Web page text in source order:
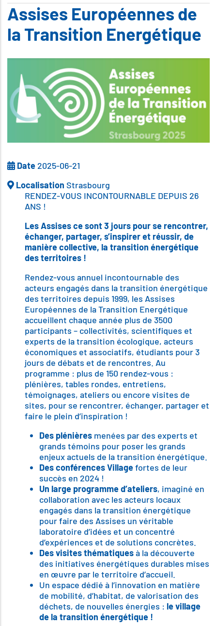
Assises Européennes de
la Transition Energétique
Date 2025-06-21
Localisation Strasbourg
RENDEZ-VOUS INCONTOURNABLE DEPUIS 26
ANS !
Les Assises ce sont 3 jours pour se rencontrer,
échanger, partager, s’inspirer et réussir, de
manière collective, la transition énergétique
des territoires !
Rendez-vous annuel incontournable des
acteurs engagés dans la transition énergétique
des territoires depuis 1999, les Assises
Européennes de la Transition Energétique
accueillent chaque année plus de 3500
participants – collectivités, scientifiques et
experts de la transition écologique, acteurs
économiques et associatifs, étudiants pour 3
jours de débats et de rencontres. Au
programme : plus de 150 rendez-vous :
plénières, tables rondes, entretiens,
témoignages, ateliers ou encore visites de
sites, pour se rencontrer, échanger, partager et
faire le plein d’inspiration !
Des plénières menées par des experts et
grands témoins pour poser les grands
enjeux actuels de la transition énergétique.
Des conférences Villagefortes de leur
succès en 2024 !
Un large programme d’ateliers, imaginé en
collaboration avec les acteurs locaux
engagés dans la transition énergétique
pour faire des Assises un véritable
laboratoire d’idées et un concentré
d’expériences et de solutions concrètes.
Des visites thématiquesà la découverte
des initiatives énergétiques durables mises
en œuvre par le territoire d’accueil.
Un espace dédié à l’innovation en matière
de mobilité, d’habitat, de valorisation des
déchets, de nouvelles énergies : le village
de la transition énergétique !